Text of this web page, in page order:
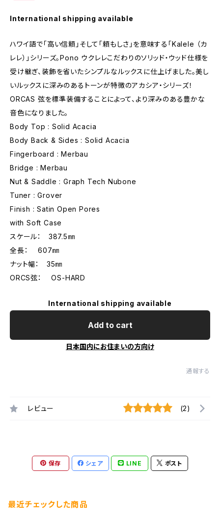
International shipping available
ハワイ語で「高い信頼」そして「頼もしさ」を意味する「Kalele （カ
レレ）」シリーズ。Pono ウクレレこだわりのソリッド・ウッド仕様を
受け継ぎ、装飾を省いたシンプルなルックスに仕上げました。美し
いルックスに深みのあるトーンが特徴のアカシア・シリーズ！
ORCAS 弦を標準装備することによって、より深みのある豊かな
音色になりました。
Body Top : Solid Acacia
Body Back & Sides : Solid Acacia
Fingerboard : Merbau
Bridge : Merbau
Nut & Saddle : Graph Tech Nubone
Tuner : Grover
Finish : Satin Open Pores
with Soft Case
スケール： 387.5㎜
全長： 607㎜
ナット幅： 35㎜
ORCS弦： OS-HARD
International shipping available
Add to cart
日本国内にお住まいの方向け
通報する
レビュー (2)
保存 シェア LINE ポスト
最近チェックした商品